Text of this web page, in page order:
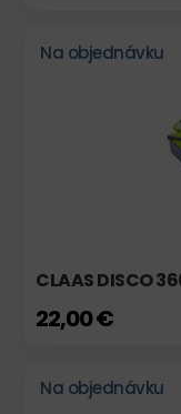
Na objednávku
CLAAS DISCO
22,00 €
Na objednávku